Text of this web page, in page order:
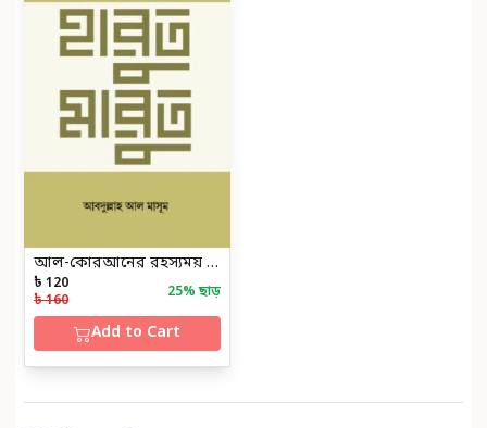
আল-কোরআনের রহস্যময় চরিত্র হারুত মারুত
৳ 120
৳ 160
25% ছাড়
Add to Cart